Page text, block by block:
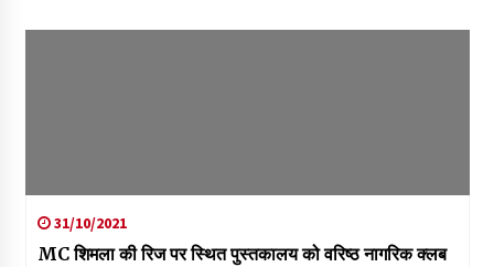
31/10/2021
MC शिमला की रिज पर स्थित पुस्तकालय को वरिष्ठ नागरिक क्लब